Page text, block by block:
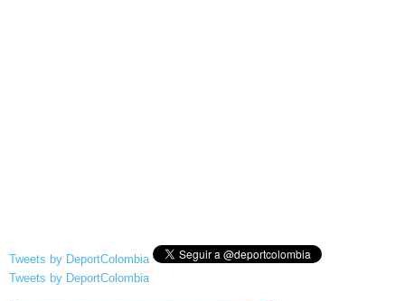
Tweets by DeportColombia
Tweets by DeportColombia